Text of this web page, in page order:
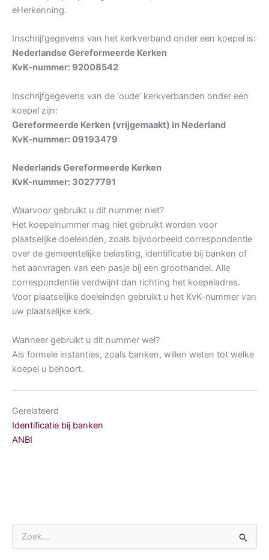
eHerkenning.
Inschrijfgegevens van het kerkverband onder een koepel is:
Nederlandse Gereformeerde Kerken
KvK-nummer: 92008542
Inschrijfgegevens van de ‘oude’ kerkverbanden onder een
koepel zijn:
Gereformeerde Kerken (vrijgemaakt) in Nederland
KvK-nummer: 09193479
Nederlands Gereformeerde Kerken
KvK-nummer: 30277791
Waarvoor gebruikt u dit nummer niet?
Het koepelnummer mag niet gebruikt worden voor
plaatselijke doeleinden, zoals bijvoorbeeld correspondentie
over de gemeentelijke belasting, identificatie bij banken of
het aanvragen van een pasje bij een groothandel. Alle
correspondentie verdwijnt dan richting het koepeladres.
Voor plaatselijke doeleinden gebruikt u het KvK-nummer van
uw plaatselijke kerk.
Wanneer gebruikt u dit nummer wel?
Als formele instanties, zoals banken, willen weten tot welke
koepel u behoort.
Gerelateerd
Identificatie bij banken
ANBI